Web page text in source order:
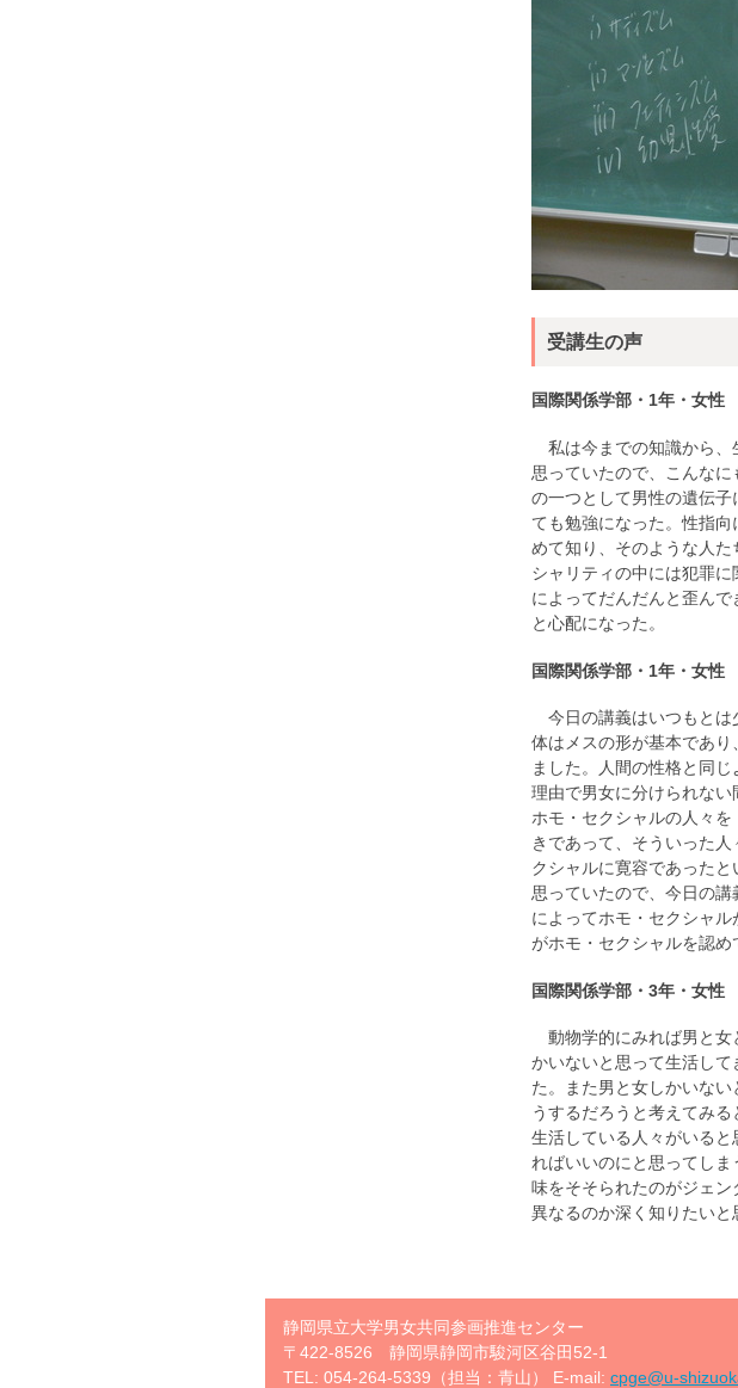
受講生の声
国際関係学部・1年・女性
私は今までの知識から、
思っていたので、こんな
の一つとして男性の遺伝
ても勉強になった。性指
めて知り、そのような人
シャリティの中には犯罪
によってだんだんと歪ん
と心配になった。
国際関係学部・1年・女性
今日の講義はいつもとは
体はメスの形が基本であり
ました。人間の性格と同
理由で男女に分けられな
ホモ・セクシャルの人々
きであって、そういった
クシャルに寛容であった
思っていたので、今日の
によってホモ・セクシャ
がホモ・セクシャルを認め
国際関係学部・3年・女性
動物学的にみれば男と女
かいないと思って生活し
た。また男と女しかいな
うするだろうと考えてみ
生活している人々がいる
ればいいのにと思ってし
味をそそられたのがジェ
異なるのか深く知りたいと
静岡県立大学男女共同参画推進センター
〒422-8526 静岡県静岡市駿河区谷田52-1
TEL: 054-264-5339（担当：青山） E-mail: cpge@u-